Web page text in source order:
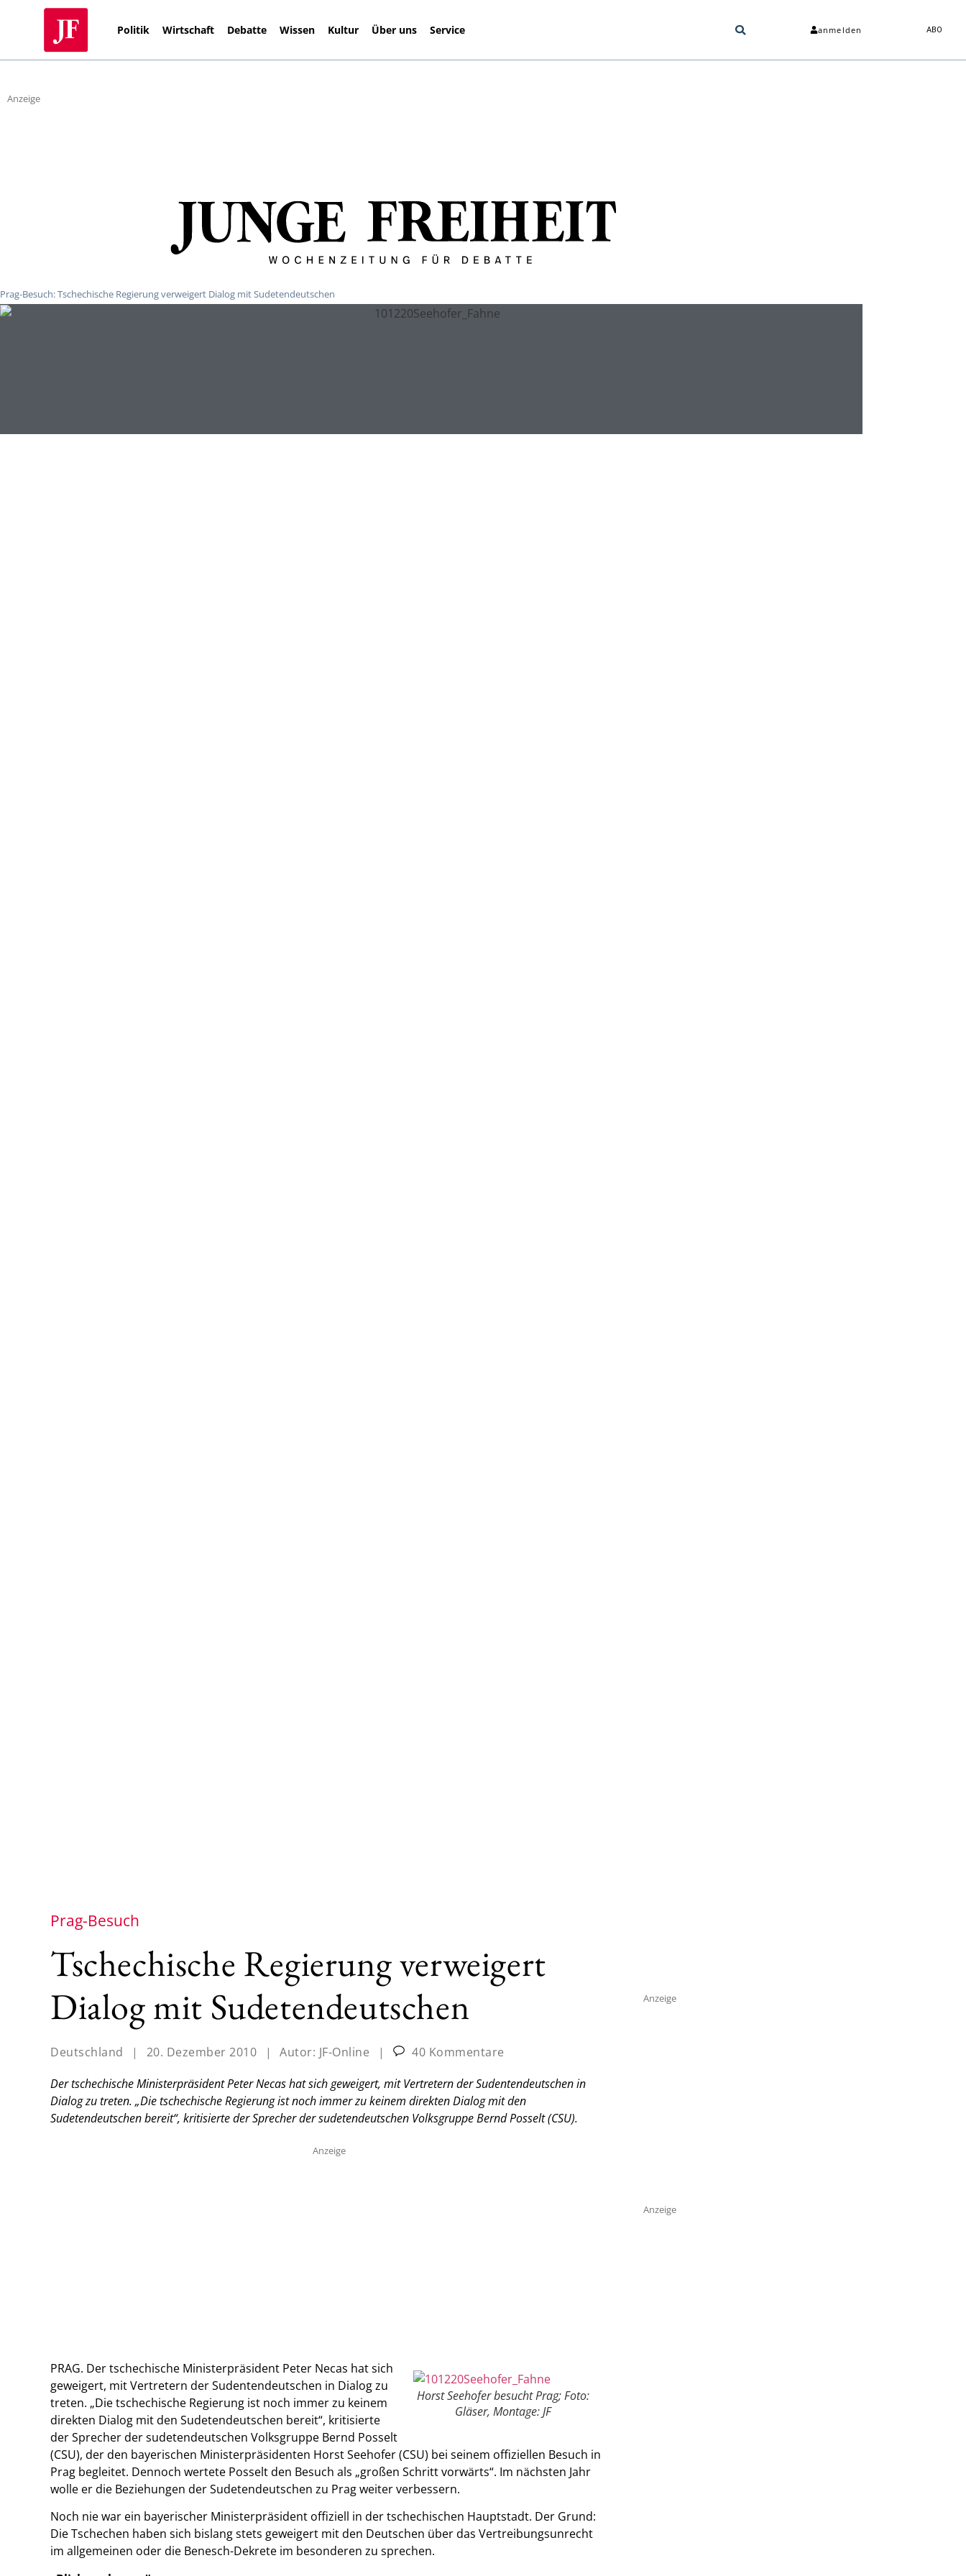
Politik Wirtschaft Debatte Wissen Kultur Über uns Service anmelden ABO
Anzeige
Prag-Besuch: Tschechische Regierung verweigert Dialog mit Sudetendeutschen
Prag-Besuch
Tschechische Regierung verweigert
Dialog mit Sudetendeutschen
Deutschland | 20. Dezember 2010 | Autor: JF-Online |
40 Kommentare
Der tschechische Ministerpräsident Peter Necas hat sich geweigert, mit Vertretern der Sudentendeutschen in
Dialog zu treten. „Die tschechische Regierung ist noch immer zu keinem direkten Dialog mit den
Sudetendeutschen bereit“, kritisierte der Sprecher der sudetendeutschen Volksgruppe Bernd Posselt (CSU).
Anzeige
Horst Seehofer besucht Prag; Foto:
Gläser, Montage: JF
PRAG. Der tschechische Ministerpräsident Peter Necas hat sich
geweigert, mit Vertretern der Sudentendeutschen in Dialog zu
treten. „Die tschechische Regierung ist noch immer zu keinem
direkten Dialog mit den Sudetendeutschen bereit“, kritisierte
der Sprecher der sudetendeutschen Volksgruppe Bernd Posselt
(CSU), der den bayerischen Ministerpräsidenten Horst Seehofer (CSU) bei seinem offiziellen Besuch in
Prag begleitet. Dennoch wertete Posselt den Besuch als „großen Schritt vorwärts“. Im nächsten Jahr
wolle er die Beziehungen der Sudetendeutschen zu Prag weiter verbessern.
Noch nie war ein bayerischer Ministerpräsident offiziell in der tschechischen Hauptstadt. Der Grund:
Die Tschechen haben sich bislang stets geweigert mit den Deutschen über das Vertreibungsunrecht
im allgemeinen oder die Benesch-Dekrete im besonderen zu sprechen.
Anzeige
Anzeige